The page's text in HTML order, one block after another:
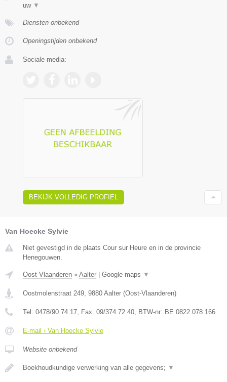
uw ▼
Diensten onbekend
Openingstijden onbekend
Sociale media:
BEKIJK VOLLEDIG PROFIEL
Van Hoecke Sylvie
Niet gevestigd in de plaats Cour sur Heure en in de provincie
Henegouwen.
Oost-Vlaanderen » Aalter Google maps ▼
Oostmolenstraat 249, 9880 Aalter (Oost-Vlaanderen)
Tel: 0478/90.74.17, Fax: 09/374.72.40, BTW-nr: BE 0822.078.166
E-mail › Van Hoecke Sylvie
Website onbekend
Boekhoudkundige verwerking van alle gegevens; ▼